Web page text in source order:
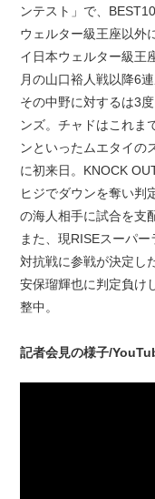
ンテスト」で、
ウェルター級王座以外
イ日本ウェルター級王
月の山口裕人戦以降6連
その中野に対するは3
ンズ。チャドはこれま
ンといったムエタイの
に初来日。KNOCK
ヒジでダウンを奪い判
の海人相手に試合を支
また、現RISEスーパ
対抗戦に参戦が決定し
安保瑠輝也に判定負け
整中。
記者会見の様子/